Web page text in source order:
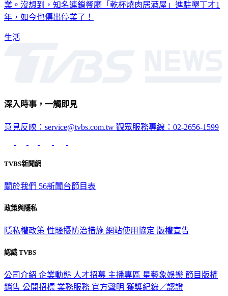
業。沒想到，知名連鎖餐廳「乾杯燒肉居酒屋」進駐墾丁才1
年，如今也傳出停業了！
生活
深入時事，一觸即見
意見反映：service@tvbs.com.tw 觀眾服務專線：02-2656-1599
TVBS新聞網
關於我們 56新聞台節目表
政策與隱私
隱私權政策 性騷擾防治措施 網站使用協定 版權宣告
認識 TVBS
公司介紹 企業動態 人才招募 主播專區 星藝象娛樂 節目版權
銷售 公開招標 業務服務 官方聲明 獲獎紀錄／認證